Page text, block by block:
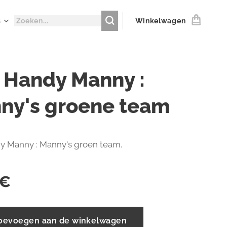
Winkelwagen
Manny :
groene team
Manny : Manny's groen team.
aan de winkelwagen